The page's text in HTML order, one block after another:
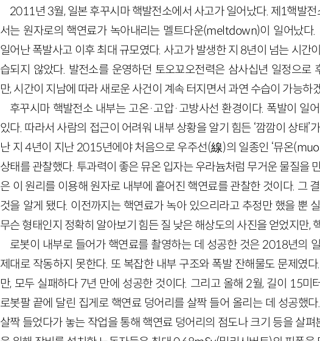
2011년 3월, 일본 후꾸시마 핵발전소에서 사고가 일어났다. 제1핵발
서는 원자로의 핵연료가 녹아내리는 멜트다운(meltdown)이 일어났다
일어난 폭발사고 이후 최대 규모였다. 사고가 발생한 지 8년이 넘는 시간
습되지 않았다. 발전소를 운영하던 토오꾜오전력은 삼사십년 일정으로
만, 시간이 지남에 따라 새로운 사건이 계속 터지면서 과연 수습이 가능하
후꾸시마 핵발전소 내부는 고온·고압·고방사선 환경이다. 폭발이 일
있다. 따라서 사람의 접근이 어려워 내부 상황을 알기 힘든 ‘깜깜이 상태’
난 지 4년이 지난 2015년에야 처음으로 우주선(線)의 일종인 ‘뮤온
상태를 관찰했다. 투과력이 좋은 뮤온 입자는 우라늄처럼 무거운 물질을
은 이 원리를 이용해 원자로 내부에 흩어진 핵연료를 관찰한 것이다. 그
것을 알게 됐다. 이전까지는 핵연료가 녹아 있으리라고 추정만 했을 뿐
무슨 형태인지 정확히 알아보기 힘든 질 낮은 해상도의 사진을 얻었지만,
로봇이 내부로 들어가 핵연료를 촬영하는 데 성공한 것은 2018년의
제대로 작동하지 못한다. 또 복잡한 내부 구조와 폭발 잔해물도 문제였
만, 모두 실패하다 7년 만에 성공한 것이다. 그리고 올해 2월, 길이 15미
로봇팔 끝에 달린 집게로 핵연료 덩어리를 살짝 들어 올리는 데 성공했
살짝 들었다가 놓는 작업을 통해 핵연료 덩어리의 점도나 크기 등을 살